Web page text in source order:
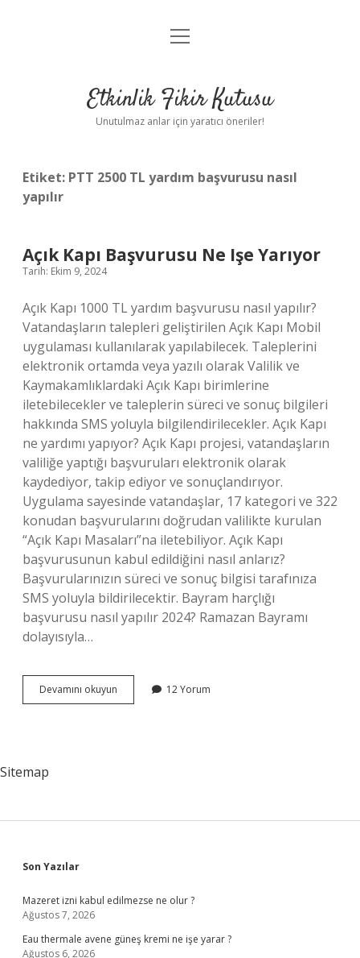
Anasayfa
Yasal Uyarı
menüyü
Etkinlik Fikir Kutusu
Unutulmaz anlar için yaratıcı öneriler!
Etiket: PTT 2500 TL yardım başvurusu nasıl
yapılır
Açık Kapı Başvurusu Ne Işe Yarıyor
Tarih: Ekim 9, 2024
Açık Kapı 1000 TL yardım başvurusu nasıl yapılır?
Vatandaşların talepleri geliştirilen Açık Kapı Mobil
uygulaması kullanılarak yapılabilecek. Taleplerini
elektronik ortamda veya yazılı olarak Valilik ve
Kaymakamlıklardaki Açık Kapı birimlerine
iletebilecekler ve taleplerin süreci ve sonuç bilgileri
hakkında SMS yoluyla bilgilendirilecekler. Açık Kapı
ne yardımı yapıyor? Açık Kapı projesi, vatandaşların
valiliğe yaptığı başvuruları elektronik olarak
kaydediyor, takip ediyor ve sonuçlandırıyor.
Uygulama sayesinde vatandaşlar, 17 kategori ve 322
konudan başvurularını doğrudan valilikte kurulan
“Açık Kapı Masaları”na iletebiliyor. Açık Kapı
başvurusunun kabul edildiğini nasıl anlarız?
Başvurularınızın süreci ve sonuç bilgisi tarafınıza
SMS yoluyla bildirilecektir. Bayram harçlığı
başvurusu nasıl yapılır 2024? Ramazan Bayramı
dolayısıyla…
Devamını okuyun
Kapı
12 Yorum
Sitemap
Sidebar
Son Yazılar
Mazeret izni kabul edilmezse ne olur ?
Ağustos 7, 2026
Eau thermale avene güneş kremi ne işe yarar ?
Ağustos 6, 2026